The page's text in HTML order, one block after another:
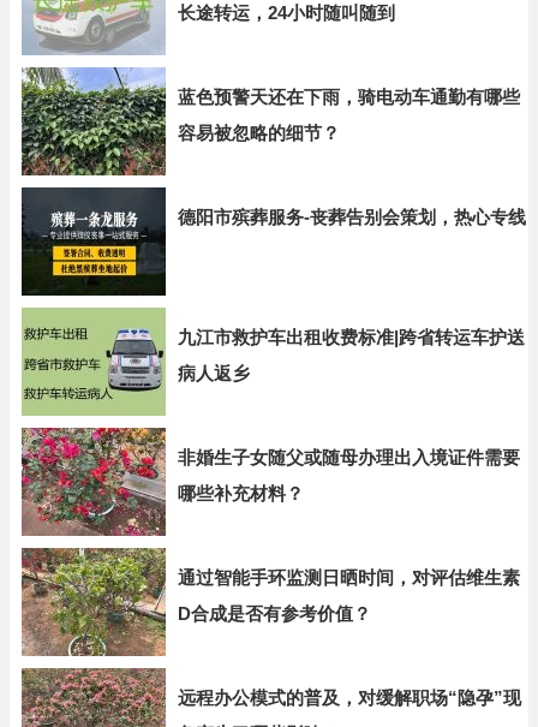
长途转运，24小时随叫随到
蓝色预警天还在下雨，骑电动车通勤有哪些
容易被忽略的细节？
德阳市殡葬服务-丧葬告别会策划，热心专线
九江市救护车出租收费标准|跨省转运车护送
病人返乡
非婚生子女随父或随母办理出入境证件需要
哪些补充材料？
通过智能手环监测日晒时间，对评估维生素
D合成是否有参考价值？
远程办公模式的普及，对缓解职场“隐孕”现